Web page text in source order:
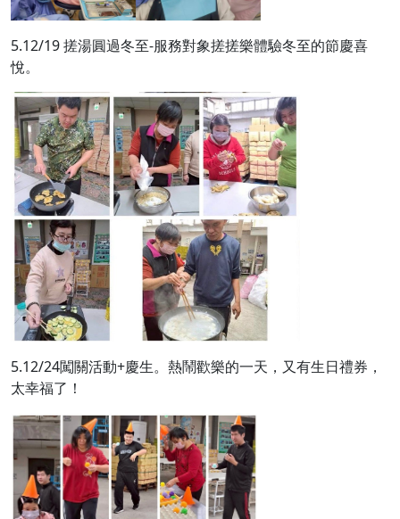
5.12/19 搓湯圓過冬至-服務對象搓搓樂體驗冬至的節慶喜
悅。
5.12/24闖關活動+慶生。熱鬧歡樂的一天，又有生日禮券，
太幸福了！